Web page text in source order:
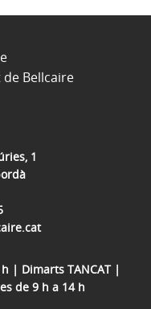
1
| Dimarts TANCAT |
de 9 h a 14 h
Bellcaire